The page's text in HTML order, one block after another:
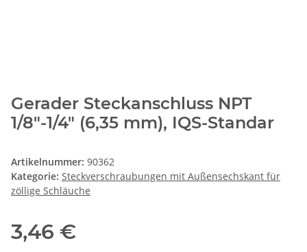
Gerader Steckanschluss NPT
1/8"-1/4" (6,35 mm), IQS-Standar
Artikelnummer: 90362
Kategorie: Steckverschraubungen mit Außensechskant für
zöllige Schläuche
3,46 €